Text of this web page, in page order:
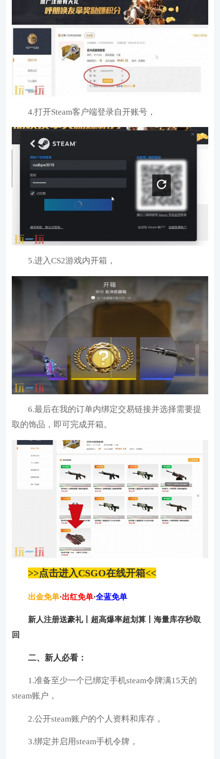
4.打开Steam客户端登录自开账号，
5.进入CS2游戏内开箱，
6.最后在我的订单内绑定交易链接并选择需要提
取的饰品，即可完成开箱。
>>点击进入CSGO在线开箱<<
出金免单·出红免单·全蓝免单
新人注册送豪礼丨超高爆率超划算丨海量库存秒取
回
二、新人必看：
1.准备至少一个已绑定手机steam令牌满15天的
steam账户，
2.公开steam账户的个人资料和库存，
3.绑定并启用steam手机令牌，